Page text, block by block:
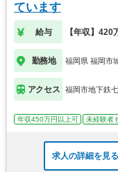
ています
給与 【年収】
勤務地 福岡県 福岡市
アクセス 福岡市地下鉄
年収450万円以上可 未経験者
求人の詳細を見る